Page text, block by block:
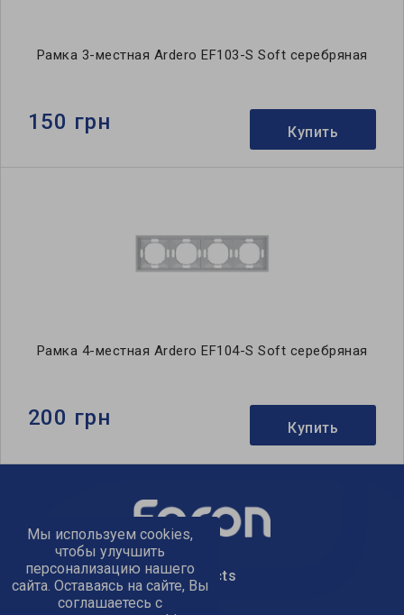
Рамка 3-местная Ardero EF103-S Soft серебряная
150 грн Купить
Рамка 4-местная Ardero EF104-S Soft серебряная
200 грн Купить
text_kontacts
Мы используем cookies,
чтобы улучшить
персонализацию нашего
сайта. Оставаясь на сайте, Вы
соглашаетесь с